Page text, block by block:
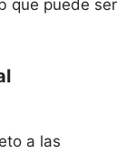
que puede ser
a las